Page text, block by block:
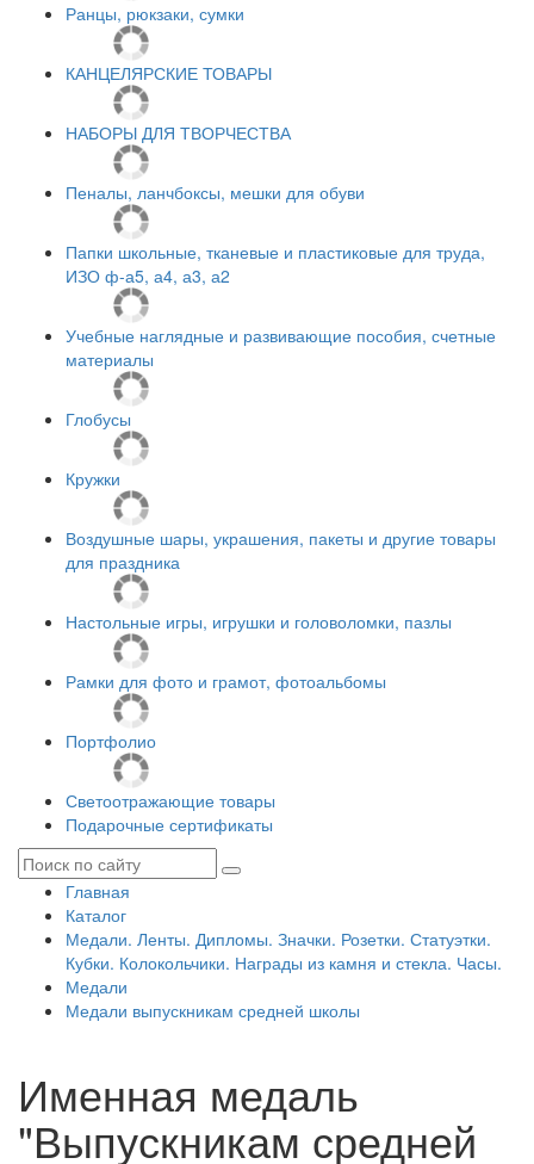
Ранцы, рюкзаки, сумки
КАНЦЕЛЯРСКИЕ ТОВАРЫ
НАБОРЫ ДЛЯ ТВОРЧЕСТВА
Пеналы, ланчбоксы, мешки для обуви
Папки школьные, тканевые и пластиковые для труда,
ИЗО ф-а5, а4, а3, а2
Учебные наглядные и развивающие пособия, счетные
материалы
Глобусы
Кружки
Воздушные шары, украшения, пакеты и другие товары
для праздника
Настольные игры, игрушки и головоломки, пазлы
Рамки для фото и грамот, фотоальбомы
Портфолио
Светоотражающие товары
Подарочные сертификаты
Главная
Каталог
Медали. Ленты. Дипломы. Значки. Розетки. Статуэтки.
Кубки. Колокольчики. Награды из камня и стекла. Часы.
Медали
Медали выпускникам средней школы
Именная медаль
"Выпускникам средней